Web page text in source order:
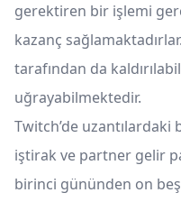
gerektiren bir işlemi
kazanç
tarafından da
uğrayabilmektedir.
Twitch’de
iştirak ve partner gelir
birinci gününden on